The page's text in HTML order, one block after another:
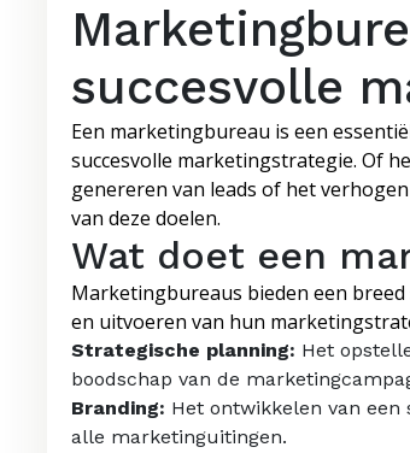
succesvolle
Een marketingbureau is een
succesvolle marketingstrategie. Of
genereren van leads of het
van deze doelen.
Wat doet een
Marketingbureaus bieden een
en uitvoeren van hun
Strategische planning: Het
boodschap van de
Branding: Het ontwikkelen van
alle marketinguitingen.